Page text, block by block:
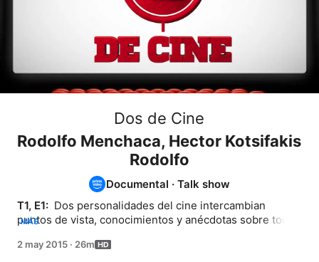
Dos de Cine
Rodolfo Menchaca, Hector Kotsifakis
Rodolfo
Documental ·Talk show
T1, E1: Dos personalidades del cine intercambian
puntos de vista, conocimientos y anécdotas sobre todo
hasta el diseño de vestuario y arte, de la prensa
MÁS
2 may 2015 · 26m